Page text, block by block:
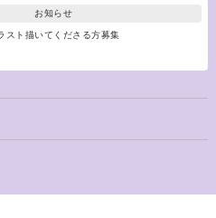
お知らせ
スト描いてくださる方募集